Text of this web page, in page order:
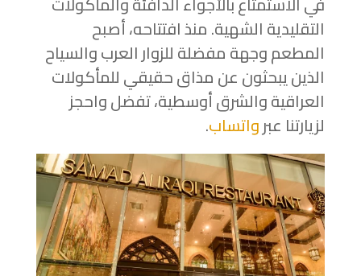
التقليدية الشهية. منذ افتتاحه، أصبح
المطعم وجهة مفضلة للزوار العرب والسياح
الذين يبحثون عن مذاق حقيقي للمأكولات
العراقية والشرق أوسطية، تفضل واحجز
لزيارتنا عبرواتساب.